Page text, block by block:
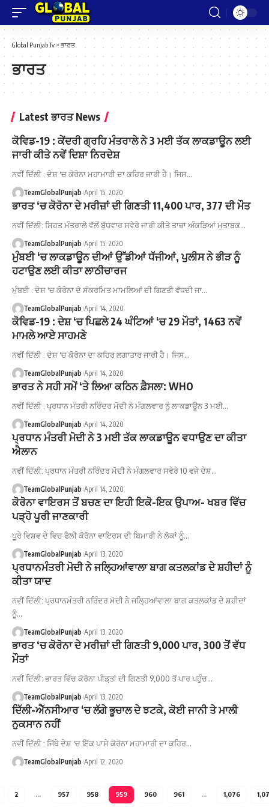
Global Punjab Tv > ਭਾਰਤ
ਭਾਰਤ
Latest ਭਾਰਤ News
ਕੋਵਿਡ-19 : ਕੇਂਦਰੀ ਗ੍ਰਹਿ ਮੰਤਰਾਲੇ ਨੇ 3 ਮਈ ਤੱਕ ਲਾਕਡਾਊਨ ਲਈ
ਜਾਰੀ ਕੀਤੇ ਨਵੇਂ ਦਿਸ਼ਾ ਨਿਰਦੇਸ਼
ਨਵੀਂ ਦਿੱਲੀ : ਦੇਸ਼ 'ਚ ਕੋਰੋਨਾ ਮਹਾਮਾਰੀ ਦਾ ਕਹਿਰ ਜਾਰੀ ਹੈ। ਜਿਸ…
TeamGlobalPunjab April 15, 2020
ਭਾਰਤ ‘ਚ ਕੋਰੋਨਾ ਦੇ ਮਰੀਜ਼ਾਂ ਦੀ ਗਿਣਤੀ 11,400 ਪਾਰ, 377 ਦੀ ਮੌਤ
ਨਵੀਂ ਦਿੱਲੀ: ਸਿਹਤ ਮੰਤਰਾਲੇ ਵੱਲੋਂ ਬੁੱਧਵਾਰ ਸਵੇਰੇ ਜਾਰੀ ਕੀਤੇ ਤਾਜ਼ਾ ਅੰਕੜਿਆਂ ਮੁਤਾਬਕ…
TeamGlobalPunjab April 15, 2020
ਮੁੰਬਈ ‘ਚ ਲਾਕਡਾਊਨ ਦੀਆਂ ਉੱਡੀਆਂ ਧੱਜੀਆਂ, ਪੁਲੀਸ ਨੇ ਭੀੜ ਨੂੰ
ਹਟਾਉਣ ਲਈ ਕੀਤਾ ਲਾਠੀਚਾਰਜ
ਮੁੰਬਈ : ਦੇਸ਼ 'ਚ ਕੋਰੋਨਾ ਦੇ ਸੰਕਰਮਿਤ ਮਾਮਲਿਆਂ ਦੀ ਗਿਣਤੀ ਵੱਧਦੀ ਜਾ…
TeamGlobalPunjab April 14, 2020
ਕੋਵਿਡ-19 : ਦੇਸ਼ ‘ਚ ਪਿਛਲੇ 24 ਘੰਟਿਆਂ ‘ਚ 29 ਮੌਤਾਂ, 1463 ਨਵੇਂ
ਮਾਮਲੇ ਆਏ ਸਾਹਮਣੇ
ਨਵੀਂ ਦਿੱਲੀ : ਦੇਸ਼ 'ਚ ਕੋਰੋਨਾ ਦਾ ਕਹਿਰ ਲਗਾਤਾਰ ਜਾਰੀ ਹੈ। ਜਿਸ…
TeamGlobalPunjab April 14, 2020
ਭਾਰਤ ਨੇ ਸਹੀ ਸਮੇਂ ‘ਤੇ ਲਿਆ ਕਠਿਨ ਫ਼ੈਸਲਾ: WHO
ਨਵੀਂ ਦਿੱਲੀ : ਪ੍ਰਧਾਨ ਮੰਤਰੀ ਨਰਿੰਦਰ ਮੋਦੀ ਨੇ ਮੰਗਲਵਾਰ ਨੂੰ ਲਾਕਡਾਊਨ 3 ਮਈ…
TeamGlobalPunjab April 14, 2020
ਪ੍ਰਧਾਨ ਮੰਤਰੀ ਮੋਦੀ ਨੇ 3 ਮਈ ਤੱਕ ਲਾਕਡਾਊਨ ਵਧਾਉਣ ਦਾ ਕੀਤਾ
ਐਲਾਨ
ਨਵੀਂ ਦਿੱਲੀ: ਪ੍ਰਧਾਨ ਮੰਤਰੀ ਨਰਿੰਦਰ ਮੋਦੀ ਨੇ ਮੰਗਲਵਾਰ ਸਵੇਰੇ 10 ਵਜੇ ਦੇਸ਼…
TeamGlobalPunjab April 14, 2020
ਕੋਰੋਨਾ ਵਾਇਰਸ ਤੋਂ ਬਚਣ ਦਾ ਇਹੀ ਇਕੋ-ਇਕ ਉਪਾਅ- ਖਬਰ ਵਿੱਚ
ਪੜ੍ਹੋ ਪੂਰੀ ਜਾਣਕਾਰੀ
ਪੂਰੇ ਵਿਸ਼ਵ ਦੇ ਵਿਚ ਫੈਲੀ ਕੋਰੋਨਾ ਵਾਇਰਸ ਦੀ ਬਿਮਾਰੀ ਨੇ ਲੋਕਾਂ ਨੂੰ…
TeamGlobalPunjab April 13, 2020
ਪ੍ਰਧਾਨਮੰਤਰੀ ਮੋਦੀ ਨੇ ਜਲ੍ਹਿਆਂਵਾਲਾ ਬਾਗ ਕਤਲਕਾਂਡ ਦੇ ਸ਼ਹੀਦਾਂ ਨੂੰ
ਕੀਤਾ ਯਾਦ
ਨਵੀਂ ਦਿੱਲੀ: ਪ੍ਰਧਾਨਮੰਤਰੀ ਨਰਿੰਦਰ ਮੋਦੀ ਨੇ ਜਲ੍ਹਿਆਂਵਾਲਾ ਬਾਗ ਕਤਲਕਾਂਡ ਦੇ ਸ਼ਹੀਦਾਂ
ਨੂੰ…
TeamGlobalPunjab April 13, 2020
ਭਾਰਤ ‘ਚ ਕੋਰੋਨਾ ਦੇ ਮਰੀਜ਼ਾਂ ਦੀ ਗਿਣਤੀ 9,000 ਪਾਰ, 300 ਤੋਂ ਵੱਧ
ਮੌਤਾਂ
ਨਵੀਂ ਦਿੱਲੀ: ਭਾਰਤ ਵਿੱਚ ਕੋਰੋਨਾ ਪੀਡ਼ਤਾਂ ਦੀ ਗਿਣਤੀ 9,000 ਤੋਂ ਪਾਰ ਪਹੁੰਚ…
TeamGlobalPunjab April 13, 2020
ਦਿੱਲੀ-ਐੱਨਸੀਆਰ ‘ਚ ਲੱਗੇ ਭੂਚਾਲ ਦੇ ਝਟਕੇ, ਕੋਈ ਜਾਨੀ ਤੇ ਮਾਲੀ
ਨੁਕਸਾਨ ਨਹੀਂ
ਨਵੀਂ ਦਿੱਲੀ : ਜਿੱਥੇ ਦੇਸ਼ 'ਚ ਇੱਕ ਪਾਸੇ ਕੋਰੋਨਾ ਮਹਾਮਾਰੀ ਦਾ ਕਹਿਰ…
TeamGlobalPunjab April 12, 2020
2 … 957 958 959 960 961 … 1,076